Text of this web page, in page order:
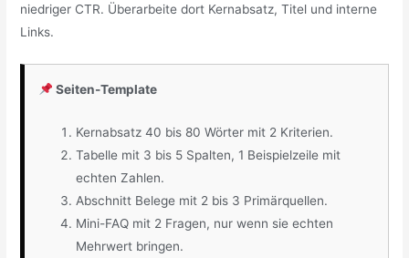
niedriger CTR. Überarbeite dort Kernabsatz, Titel und interne
Links.
Seiten-Template
Kernabsatz 40 bis 80 Wörter mit 2 Kriterien.
Tabelle mit 3 bis 5 Spalten, 1 Beispielzeile mit
echten Zahlen.
Abschnitt Belege mit 2 bis 3 Primärquellen.
Mini-FAQ mit 2 Fragen, nur wenn sie echten
Mehrwert bringen.